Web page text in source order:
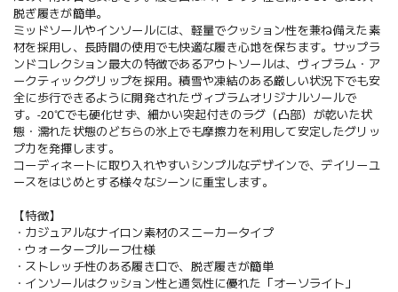
脱ぎ履きが簡単。
ミッドソールやインソールには、軽量でクッション性を兼ね備えた素
材を採用し、長時間の使用でも快適な履き心地を保ちます。サップラ
ンドコレクション最大の特徴であるアウトソールは、ヴィブラム・ア
ークティックグリップを採用。積雪や凍結のある厳しい状況下でも安
全に歩行できるように開発されたヴィブラムオリジナルソールで
す。-20℃でも硬化せず、細かい突起付きのラグ（凸部）が乾いた状
態・濡れた状態のどちらの氷上でも摩擦力を利用して安定したグリッ
プ力を発揮します。
コーディネートに取り入れやすいシンプルなデザインで、デイリーユ
ースをはじめとする様々なシーンに重宝します。
【特徴】
・カジュアルなナイロン素材のスニーカータイプ
・ウォータープルーフ仕様
・ストレッチ性のある履き口で、脱ぎ履きが簡単
・インソールはクッション性と通気性に優れた「オーソライト」